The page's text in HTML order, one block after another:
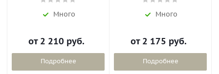
Много
от 2 210 руб.
Подробнее
Много
от 2 175 руб.
Подробнее